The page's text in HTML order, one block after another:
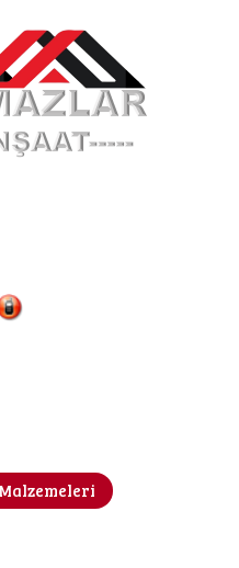
Sitesi 7. (Yol)